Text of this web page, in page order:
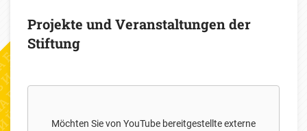
Projekte und Veranstaltungen der
Stiftung
Möchten Sie von YouTube bereitgestellte externe